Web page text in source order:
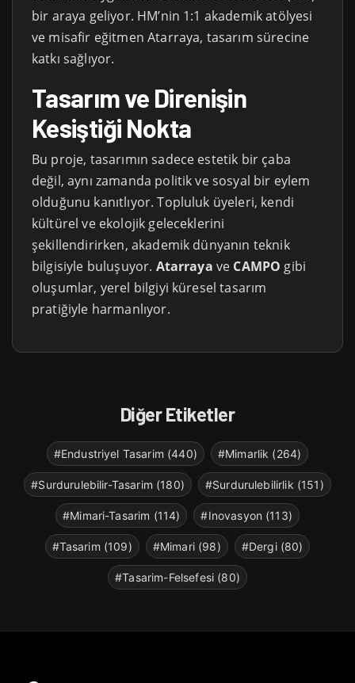
bir araya geliyor. HM’nin 1:1 akademik atölyesi
ve misafir eğitmen Atarraya, tasarım sürecine
katkı sağlıyor.
Tasarım ve Direnişin
Kesiştiği Nokta
Bu proje, tasarımın sadece estetik bir çaba
değil, aynı zamanda politik ve sosyal bir eylem
olduğunu kanıtlıyor. Topluluk üyeleri, kendi
kültürel ve ekolojik geleceklerini
şekillendirirken, akademik dünyanın teknik
bilgisiyle buluşuyor. Atarraya ve CAMPO gibi
oluşumlar, yerel bilgiyi küresel tasarım
pratiğiyle harmanlıyor.
Diğer Etiketler
#Endustriyel Tasarim (440) #Mimarlik (264)
#Surdurulebilir-Tasarim (180) #Surdurulebilirlik (151)
#Mimari-Tasarim (114) #Inovasyon (113)
#Tasarim (109) #Mimari (98) #Dergi (80)
#Tasarim-Felsefesi (80)